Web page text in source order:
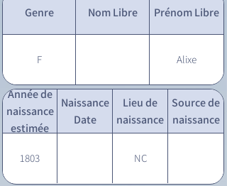
Genre Nom Libre Prénom Libre
F Alixe
Année de
naissance
estimée
Naissance
Date
Lieu de
naissance
Source de
naissance
1803 NC